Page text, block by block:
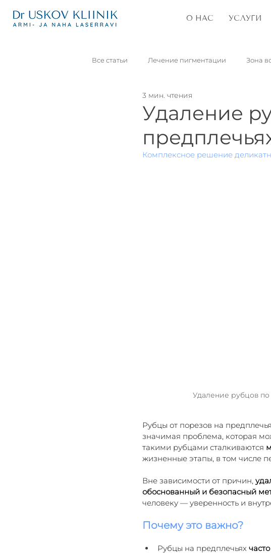
О НАС УСЛУГИ
Все статьи Лечение пигментации Зона
Удаление постакне
Кожные новообразования Сирингомы
Удаление
3 мин. чтения
Комплексное решение
Удаление рубцов по
Рубцы от порезов на
значимая проблема, которая
такими рубцами сталкиваются
жизненные этапы, в том числе
Вне зависимости от причин,
обоснованный и безопасный
человеку — уверенность и
Почему это важно?
Рубцы на предплечьях